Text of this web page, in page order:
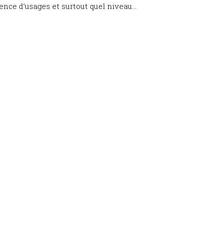
d’usages et surtout quel niveau...